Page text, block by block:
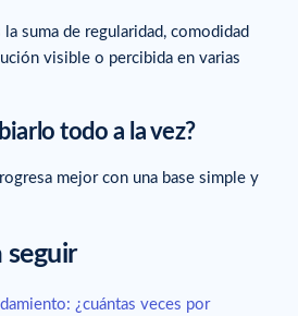
suma de regularidad, comodidad
visible o percibida en varias
todo a la vez?
mejor con una base simple y
seguir
¿cuántas veces por